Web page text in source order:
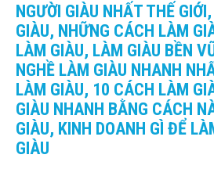
NGƯỜI GIÀU NHẤT THẾ
GIÀU, NHỮNG CÁCH LÀM
LÀM GIÀU, LÀM GIÀU BỀN
NGHỀ LÀM GIÀU NHANH
LÀM GIÀU, 10 CÁCH LÀM
GIÀU NHANH BẰNG CÁCH
GIÀU, KINH DOANH GÌ ĐỂ
GIÀU